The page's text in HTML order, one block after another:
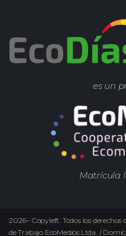
es un
Matrícula
2026– Copyleft. Todos los
de Trabajo EcoMedios Ltda. /